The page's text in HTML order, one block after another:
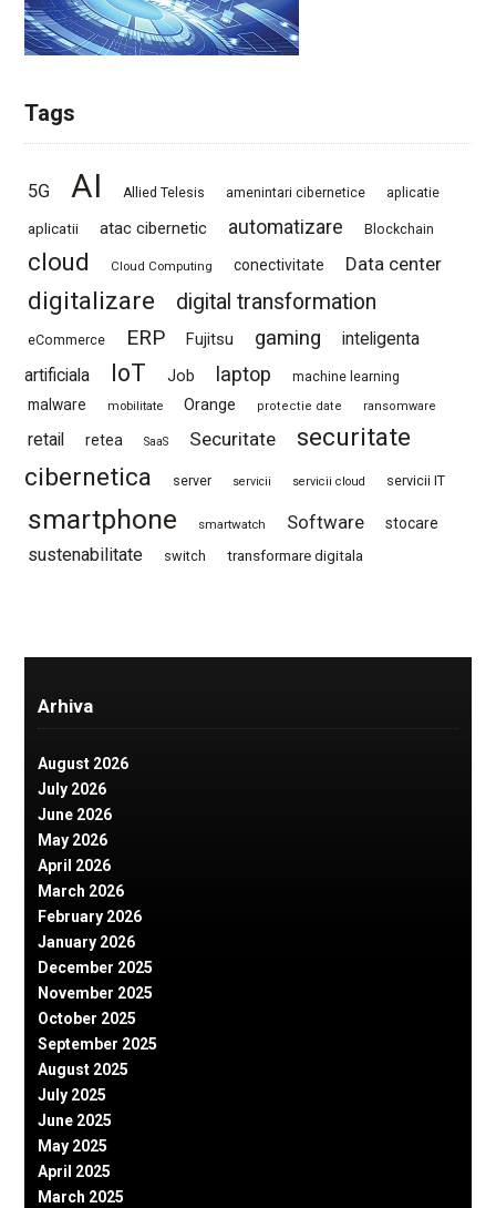
Tags
5G AI Allied Telesis amenintari cibernetice aplicatie
aplicatii atac cibernetic automatizare Blockchain
cloud Cloud Computing conectivitate Data center
digitalizare digital transformation
eCommerce ERP Fujitsu gaming
inteligenta
artificiala
IoT Job laptop machine learning
malware mobilitate Orange protectie date ransomware
retail retea SaaS Securitate
securitate
cibernetica
server servicii servicii cloud servicii IT
smartphone smartwatch Software stocare
sustenabilitate switch transformare digitala
Arhiva
August 2026
July 2026
June 2026
May 2026
April 2026
March 2026
February 2026
January 2026
December 2025
November 2025
October 2025
September 2025
August 2025
July 2025
June 2025
May 2025
April 2025
March 2025